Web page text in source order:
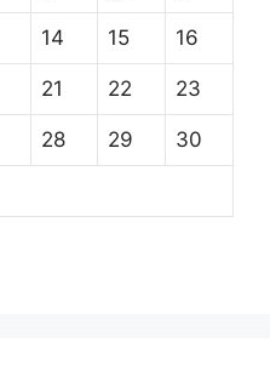
14 15 16
21 22 23
28 29 30